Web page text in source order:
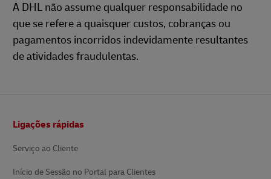
A DHL não assume qualquer responsabilidade no
que se refere a quaisquer custos, cobranças ou
pagamentos incorridos indevidamente resultantes
de atividades fraudulentas.
Ligações rápidas
Serviço ao Cliente
Início de Sessão no Portal para Clientes